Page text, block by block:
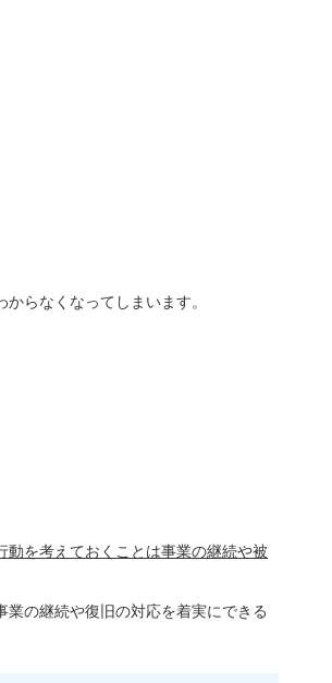
らなくなってしまいます。
動を考えておくことは事業の継続や被
の継続や復旧の対応を着実にできる